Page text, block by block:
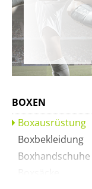
BOXEN
Boxausrüstung
Boxbekleidung
Boxhandschuhe